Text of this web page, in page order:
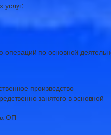
услуг;
операций по основной
производство
занятого в основной
ОП